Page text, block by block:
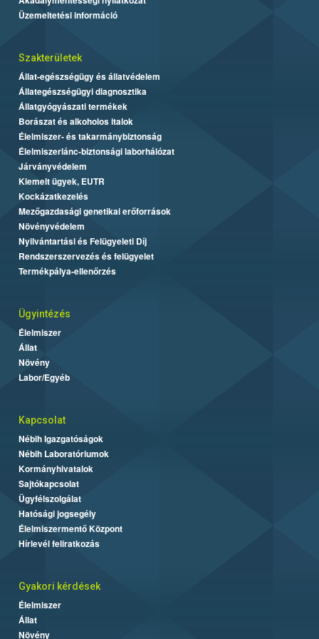
Üzemeltetési információ
Szakterületek
Állat-egészségügy és állatvédelem
Állategészségügyi diagnosztika
Állatgyógyászati termékek
Borászat és alkoholos italok
Élelmiszer- és takarmánybiztonság
Élelmiszerlánc-biztonsági laborhálózat
Járványvédelem
Kiemelt ügyek, EUTR
Kockázatkezelés
Mezőgazdasági genetikai erőforrások
Növényvédelem
Nyilvántartási és Felügyeleti Díj
Rendszerszervezés és felügyelet
Termékpálya-ellenőrzés
Ügyintézés
Élelmiszer
Állat
Növény
Labor/Egyéb
Kapcsolat
Nébih Igazgatóságok
Nébih Laboratóriumok
Kormányhivatalok
Sajtókapcsolat
Ügyfélszolgálat
Hatósági jogsegély
Élelmiszermentő Központ
Hírlevél feliratkozás
Gyakori kérdések
Élelmiszer
Állat
Növény